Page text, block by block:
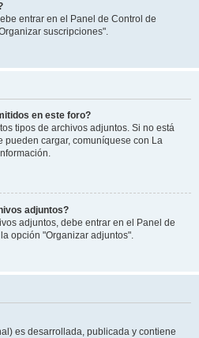
entrar en el Panel de Control de
suscripciones".
en este foro?
tipos de archivos adjuntos. Si no está
pueden cargar, comuníquese con La
adjuntos?
adjuntos, debe entrar en el Panel de
opción "Organizar adjuntos".
es desarrollada, publicada y contiene